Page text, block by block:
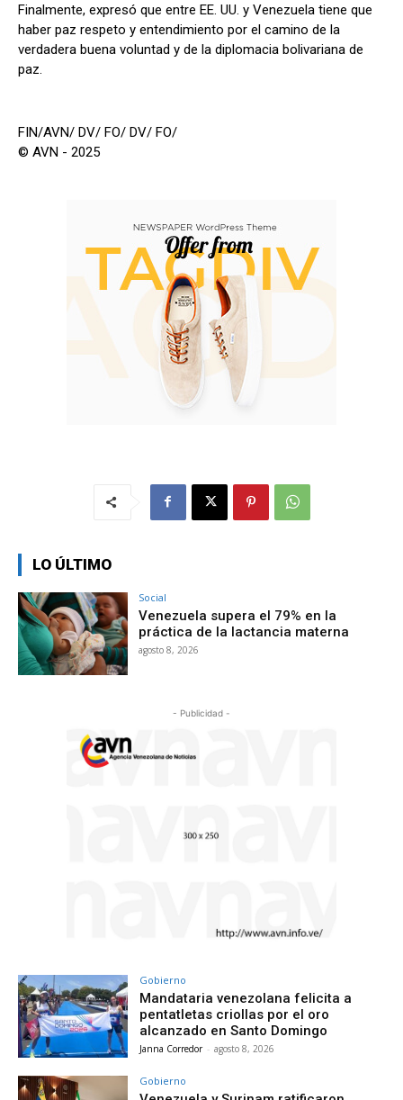
Finalmente, expresó que entre EE. UU. y Venezuela tiene que
haber paz respeto y entendimiento por el camino de la
verdadera buena voluntad y de la diplomacia bolivariana de
paz.
FIN/AVN/ DV/ FO/ DV/ FO/
© AVN - 2025
LO ÚLTIMO
Social
Venezuela supera el 79% en la
práctica de la lactancia materna
agosto 8, 2026
- Publicidad -
Gobierno
Mandataria venezolana felicita a
pentatletas criollas por el oro
alcanzado en Santo Domingo
Janna Corredor - agosto 8, 2026
Gobierno